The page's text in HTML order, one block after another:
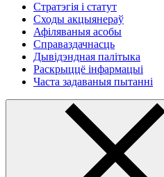
Стратэгія і статут
Сходы акцыянераў
Афіляваныя асобы
Справаздачнасць
Дывідэндная палітыка
Раскрыццё інфармацыі
Часта задаваныя пытанні